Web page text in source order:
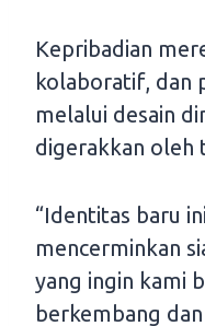
Kepribadian
kolaboratif, dan
melalui desain
digerakkan oleh
“Identitas baru
mencerminkan
yang ingin kami
berkembang